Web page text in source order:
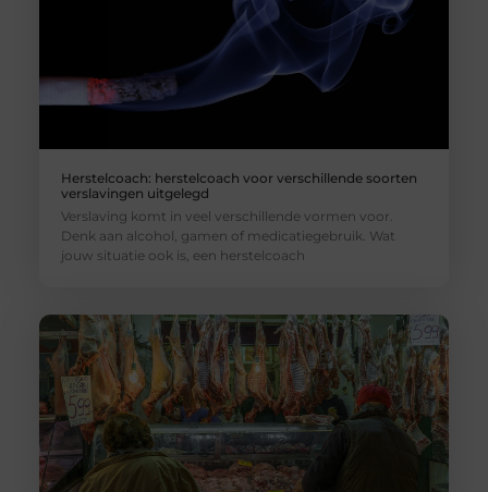
Herstelcoach: herstelcoach voor verschillende soorten
verslavingen uitgelegd
Verslaving komt in veel verschillende vormen voor.
Denk aan alcohol, gamen of medicatiegebruik. Wat
jouw situatie ook is, een herstelcoach